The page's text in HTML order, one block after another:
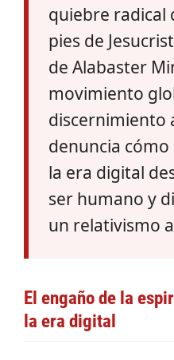
quiebre radical
pies de
de Alabaster
movimiento
discernimiento
denuncia
la era digital
ser humano y
un relativismo
El engaño de la
la era digital